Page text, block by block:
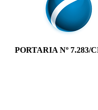
PORTARIA Nº 7.283/